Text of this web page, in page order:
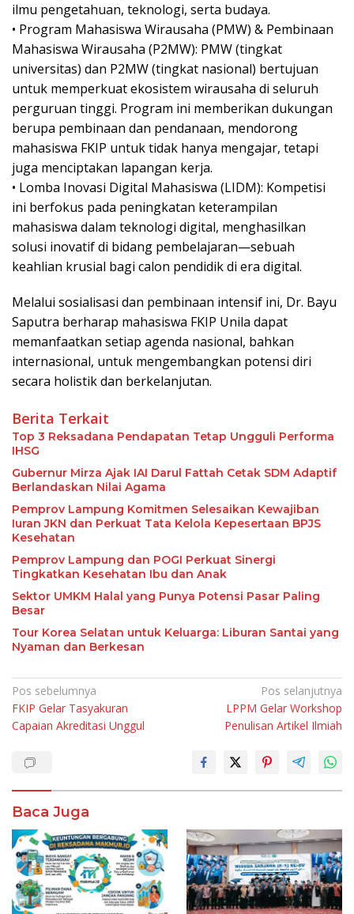
ilmu pengetahuan, teknologi, serta budaya.
• Program Mahasiswa Wirausaha (PMW) & Pembinaan
Mahasiswa Wirausaha (P2MW): PMW (tingkat
universitas) dan P2MW (tingkat nasional) bertujuan
untuk memperkuat ekosistem wirausaha di seluruh
perguruan tinggi. Program ini memberikan dukungan
berupa pembinaan dan pendanaan, mendorong
mahasiswa FKIP untuk tidak hanya mengajar, tetapi
juga menciptakan lapangan kerja.
• Lomba Inovasi Digital Mahasiswa (LIDM): Kompetisi
ini berfokus pada peningkatan keterampilan
mahasiswa dalam teknologi digital, menghasilkan
solusi inovatif di bidang pembelajaran—sebuah
keahlian krusial bagi calon pendidik di era digital.
Melalui sosialisasi dan pembinaan intensif ini, Dr. Bayu
Saputra berharap mahasiswa FKIP Unila dapat
memanfaatkan setiap agenda nasional, bahkan
internasional, untuk mengembangkan potensi diri
secara holistik dan berkelanjutan.
Berita Terkait
Top 3 Reksadana Pendapatan Tetap Ungguli Performa
IHSG
Gubernur Mirza Ajak IAI Darul Fattah Cetak SDM Adaptif
Berlandaskan Nilai Agama
Pemprov Lampung Komitmen Selesaikan Kewajiban
Iuran JKN dan Perkuat Tata Kelola Kepesertaan BPJS
Kesehatan
Pemprov Lampung dan POGI Perkuat Sinergi
Tingkatkan Kesehatan Ibu dan Anak
Sektor UMKM Halal yang Punya Potensi Pasar Paling
Besar
Tour Korea Selatan untuk Keluarga: Liburan Santai yang
Nyaman dan Berkesan
Navigasi
pos
Pos sebelumnya
FKIP Gelar Tasyakuran
Capaian Akreditasi Unggul
Pos selanjutnya
LPPM Gelar Workshop
Penulisan Artikel Ilmiah
Baca Juga